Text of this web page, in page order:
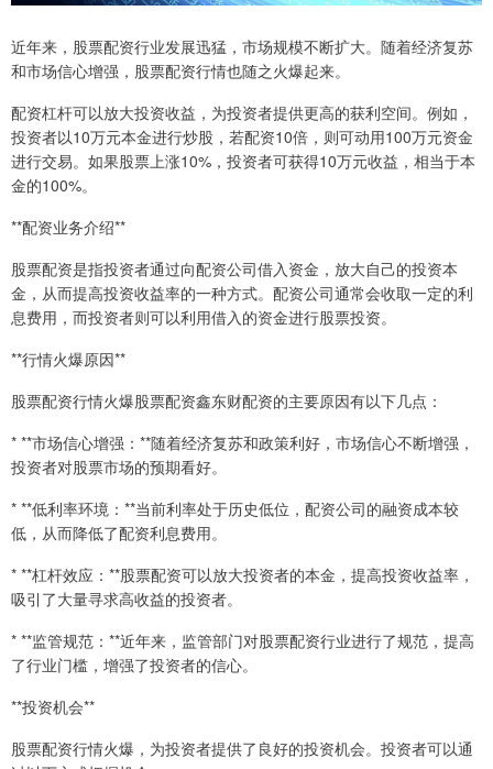
近年来，股票配资行业发展迅猛，市场规模不断扩大。随着经济复苏
和市场信心增强，股票配资行情也随之火爆起来。
配资杠杆可以放大投资收益，为投资者提供更高的获利空间。例如，
投资者以10万元本金进行炒股，若配资10倍，则可动用100万元资金
进行交易。如果股票上涨10%，投资者可获得10万元收益，相当于本
金的100%。
**配资业务介绍**
股票配资是指投资者通过向配资公司借入资金，放大自己的投资本
金，从而提高投资收益率的一种方式。配资公司通常会收取一定的利
息费用，而投资者则可以利用借入的资金进行股票投资。
**行情火爆原因**
股票配资行情火爆股票配资鑫东财配资的主要原因有以下几点：
* **市场信心增强：**随着经济复苏和政策利好，市场信心不断增强，
投资者对股票市场的预期看好。
* **低利率环境：**当前利率处于历史低位，配资公司的融资成本较
低，从而降低了配资利息费用。
* **杠杆效应：**股票配资可以放大投资者的本金，提高投资收益率，
吸引了大量寻求高收益的投资者。
* **监管规范：**近年来，监管部门对股票配资行业进行了规范，提高
了行业门槛，增强了投资者的信心。
**投资机会**
股票配资行情火爆，为投资者提供了良好的投资机会。投资者可以通